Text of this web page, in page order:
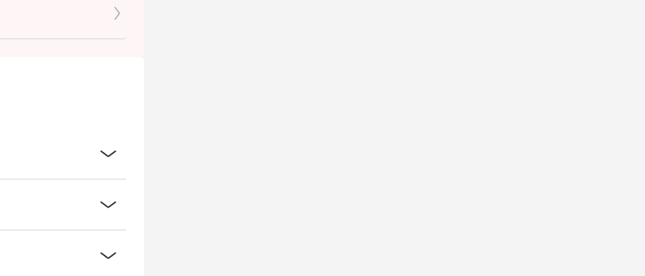
If your party
stated in your